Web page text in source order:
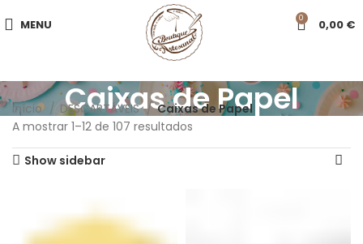
MENU 0 0,00 €
Caixas de Papel
Início DESCARTÁVEIS
Caixas de Papel
A mostrar 1–12 de 107 resultados
Show sidebar